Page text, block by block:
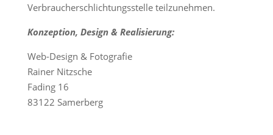
Verbraucherschlichtungsstelle teilzunehmen.
Konzeption, Design & Realisierung:
Web-Design & Fotografie
Rainer Nitzsche
Fading 16
83122 Samerberg